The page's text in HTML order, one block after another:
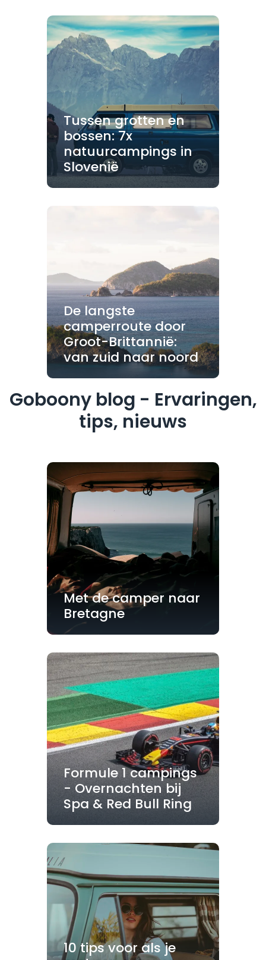
Tussen grotten en
bossen: 7x
natuurcampings in
Slovenië
De langste
camperroute door
Groot-Brittannië:
van zuid naar noord
Goboony blog - Ervaringen,
tips, nieuws
Met de camper naar
Bretagne
Formule 1 campings
- Overnachten bij
Spa & Red Bull Ring
10 tips voor als je